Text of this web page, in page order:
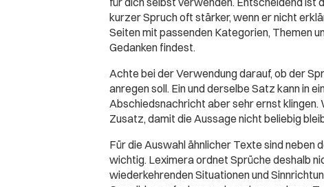
kurzer Spruch oft stärker, wenn er nicht
Seiten mit passenden Kategorien, Themen
Gedanken findest.
Achte bei der Verwendung darauf, ob der
anregen soll. Ein und derselbe Satz kann in
Abschiedsnachricht aber sehr ernst
Zusatz, damit die Aussage nicht beliebig
Für die Auswahl ähnlicher Texte sind neben
wichtig. Leximera ordnet Sprüche deshalb
wiederkehrenden Situationen und